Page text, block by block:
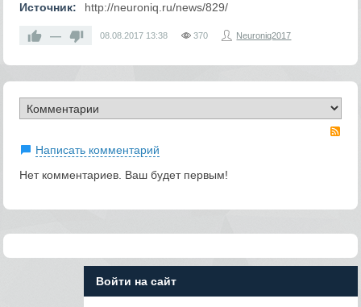
Источник: http://neuroniq.ru/news/829/
— 08.08.2017 13:38 370 Neuroniq2017
Написать комментарий
Нет комментариев. Ваш будет первым!
Войти на сайт